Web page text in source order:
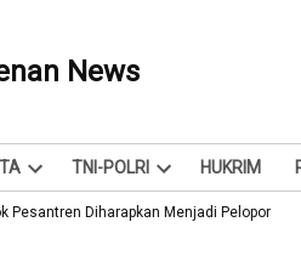
News
dan Info
Open
dropdown
TNI-POLRI
Open
dropdown
HUKRIM
Pesantren Diharapkan Menjadi Pelopor